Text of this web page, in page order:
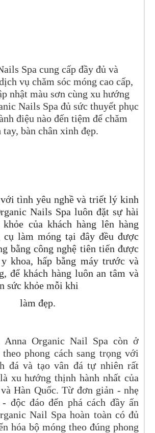
Spa cung cấp đầy đủ và
vụ chăm sóc móng cao cấp,
nhật màu sơn cùng xu hướng
Nails Spa đủ sức thuyết phục
điệu nào đến tiệm để chăm
bàn chân xinh đẹp.
tình yêu nghề và triết lý kinh
Nails Spa luôn đặt sự hài
của khách hàng lên hàng
cụ làm móng tại đây đều được
bằng công nghệ tiên tiến được
khoa, hấp bằng máy trước và
để khách hàng luôn an tâm và
sức khỏe mỗi khi
làm đẹp.
Anna Organic Nail Spa còn ở
phong cách sang trọng với
đá và tạo vân đá tự nhiên rất
xu hướng thịnh hành nhất của
Hàn Quốc. Từ đơn giản - nhẹ
độc đáo đến phá cách đầy ấn
Nail Spa hoàn toàn có đủ
hóa bộ móng theo đúng phong